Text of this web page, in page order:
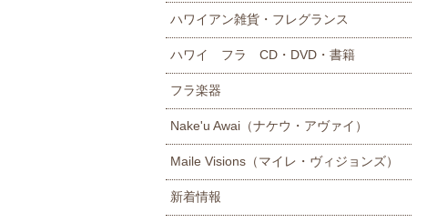
ハワイアン雑貨・フレグランス
ハワイ フラ CD・DVD・書籍
フラ楽器
Nake'u Awai（ナケウ・アヴァイ）
Maile Visions（マイレ・ヴィジョンズ）
新着情報